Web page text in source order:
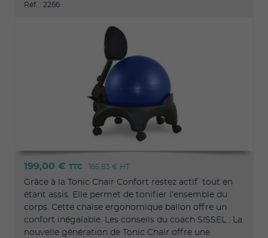
Réf. : 2266
199,00 € TTC 165,83 € HT
Grâce à la Tonic Chair Confort restez actif tout en
étant assis. Elle permet de tonifier l’ensemble du
corps. Cette chaise ergonomique ballon offre un
confort inégalable. Les conseils du coach SISSEL : La
nouvelle génération de Tonic Chair offre une